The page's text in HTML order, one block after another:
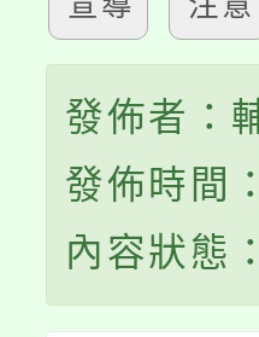
發佈者：
發佈時間
內容狀態